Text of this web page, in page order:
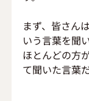
まず、皆さん
いう言葉を聞
ほとんどの方
て聞いた言葉